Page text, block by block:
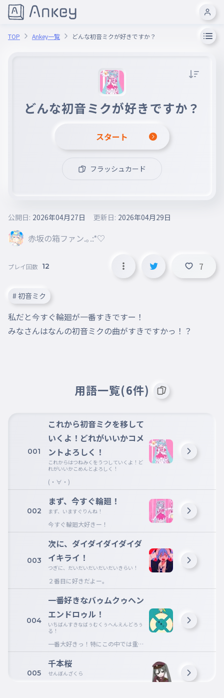
TOP Ankey一覧 どんな初音ミクが好きですか？
どんな初音ミクが好きですか？
スタート
フラッシュカード
赤坂の箱ファン.｡.:*♡
公開日: 2026年04月27日 更新日: 2026年04月29日
プレイ回数 12 7
# 初音ミク
私だと今すぐ輪廻が一番すきですー！
みなさんはなんの初音ミクの曲がすきですかっ！？
用語一覧(6件)
001
これから初音ミクを移して
いくよ！どれがいいかコメ
ントよろしく！
これからはつねみくをうつしていくよ！ど
れがいいかこめんとよろしく！
(・∀・)
002
まず、今すぐ輪廻！
まず、いますぐりんね！
今すぐ輪廻大好きー！
003
次に、ダイダイダイダイダ
イキライ！
つぎに、だいだいだいだいだいきらい！
２番目に好きだよー。
004
一番好きなバゥムクゥヘン
エンドロゥル！
いちばんすきなばぅむくぅへんえんどろぅ
る！
一番大好きっ！特にこの中では重音
テト！
005
千本桜
せんぼんざくら